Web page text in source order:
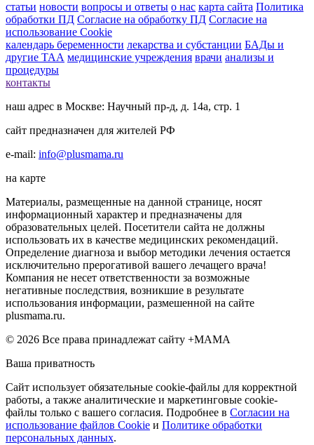
статьи новости вопросы и ответы о нас карта сайта Политика
обработки ПД Согласие на обработку ПД Согласие на
использование Cookie
календарь беременности лекарства и субстанции БАДы и
другие ТАА медицинские учреждения врачи анализы и
процедуры
контакты
наш адрес в Москве: Научный пр-д, д. 14а, стр. 1
сайт предназначен для жителей РФ
e-mail: info@plusmama.ru
на карте
Материалы, размещенные на данной странице, носят
информационный характер и предназначены для
образовательных целей. Посетители сайта не должны
использовать их в качестве медицинских рекомендаций.
Определение диагноза и выбор методики лечения остается
исключительно прерогативой вашего лечащего врача!
Компания не несет ответственности за возможные
негативные последствия, возникшие в результате
использования информации, размешенной на сайте
plusmama.ru.
© 2026 Все права принадлежат сайту +МАМА
Ваша приватность
Сайт использует обязательные cookie-файлы для корректной
работы, а также аналитические и маркетинговые cookie-
файлы только с вашего согласия. Подробнее в Согласии на
использование файлов Cookie и Политике обработки
персональных данных.